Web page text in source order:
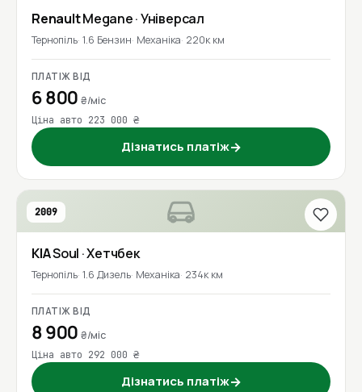
RenaultMegane· Універсал
Тернопіль 1.6 Бензин Механіка 220к км
ПЛАТІЖ ВІД
6 800₴/міс
Ціна авто 223 000 ₴
Дізнатись платіж→
2009
KIASoul · Хетчбек
Тернопіль 1.6 Дизель Механіка 234к км
ПЛАТІЖ ВІД
8 900₴/міс
Ціна авто 292 000 ₴
Дізнатись платіж→